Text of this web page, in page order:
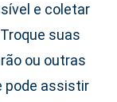
e coletar
suas
ou outras
pode assistir